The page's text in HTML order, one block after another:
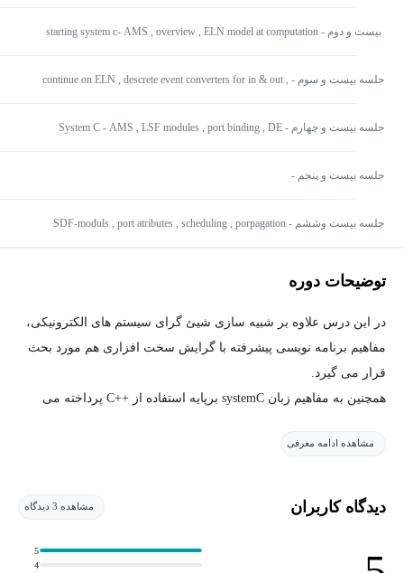
بیست و دوم - starting system c- AMS , overview , ELN model at computation
جلسه بیست و سوم - continue on ELN , descrete event converters for in & out ,
جلسه بیست و چهارم - System C - AMS , LSF modules , port binding , DE
جلسه بیست و پنجم -
جلسه بیست وششم - SDF-moduls , port atributes , scheduling , porpagation
توضیحات دوره
در این درس علاوه بر شبیه سازی شیئ گرای سیستم های الکترونیکی،
مفاهیم برنامه نویسی پیشرفته با گرایش سخت افزاری هم مورد بحث
قرار می گیرد.
همچنین به مفاهیم زبان systemC برپایه استفاده از ++C پرداخته می
مشاهده ادامه معرفی
دیدگاه کاربران مشاهده 3 دیدگاه
4
5